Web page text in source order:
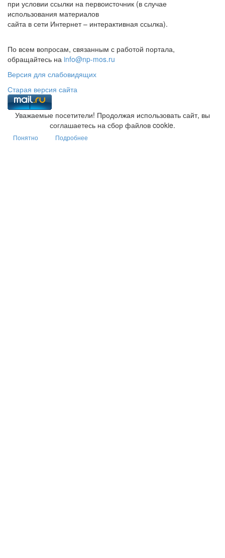
при условии ссылки на первоисточник (в случае
использования материалов
сайта в сети Интернет – интерактивная ссылка).
По всем вопросам, связанным с работой портала,
обращайтесь на info@np-mos.ru
Версия для слабовидящих
Старая версия сайта
Уважаемые посетители! Продолжая использовать сайт, вы
соглашаетесь на сбор файлов cookie.
Понятно Подробнее